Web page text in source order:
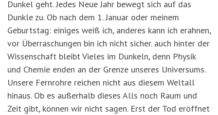
Dunkel geht. Jedes Neue Jahr bewegt sich auf das
Dunkle zu. Ob nach dem 1. Januar oder meinem
Geburtstag: einiges weiß ich, anderes kann ich erahnen,
vor Überraschungen bin ich nicht sicher. auch hinter der
Wissenschaft bleibt Vieles im Dunkeln, denn Physik
und Chemie enden an der Grenze unseres Universums.
Unsere Fernrohre reichen nicht aus diesem Weltall
hinaus. Ob es außerhalb dieses Alls noch Raum und
Zeit gibt, können wir nicht sagen. Erst der Tod eröffnet